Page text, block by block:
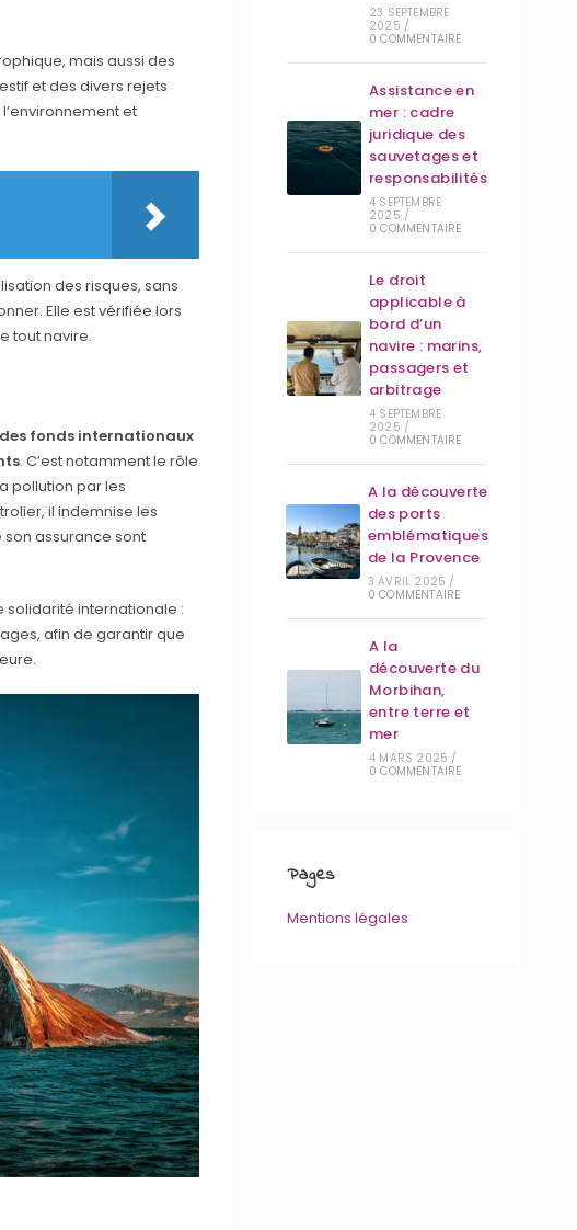
mais aussi des
et des divers rejets
et
des risques, sans
Elle est vérifiée lors
tout navire.
des fonds internationaux
. C’est notamment le rôle
pollution par les
il indemnise les
assurance sont
internationale :
afin de garantir que
23 SEPTEMBRE
2025 /
0 COMMENTAIRE
Assistance en
mer : cadre
juridique des
sauvetages et
responsabilités
4 SEPTEMBRE
2025 /
0 COMMENTAIRE
Le droit
applicable à
bord d’un
navire : marins,
passagers et
arbitrage
4 SEPTEMBRE
2025 /
0 COMMENTAIRE
A la découverte
des ports
emblématiques
de la Provence
3 AVRIL 2025 /
0 COMMENTAIRE
A la
découverte du
Morbihan,
entre terre et
mer
4 MARS 2025 /
0 COMMENTAIRE
Pages
Mentions légales